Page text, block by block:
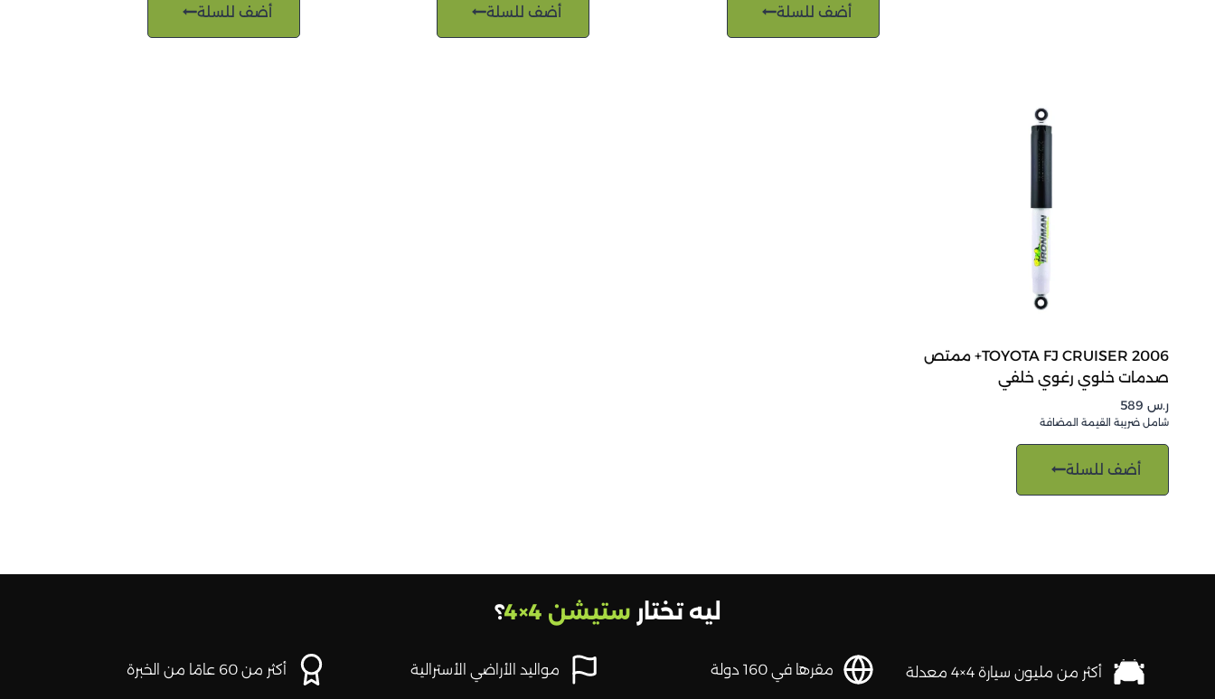
أضف للسلة أضف للسلة أضف للسلة
TOYOTA FJ CRUISER 2006+ ممتص
صدمات خلوي رغوي خلفي
ر.س
شامل ضريبة القيمة المضافة
أضف للسلة
ليه تختار ستيشن 4×4 ؟
أكثر من مليون سيارة 4×4 معدلة مقرها في 160 دولة مواليد الأراضي الأسترالية أكثر من 60 عامًا من الخبرة